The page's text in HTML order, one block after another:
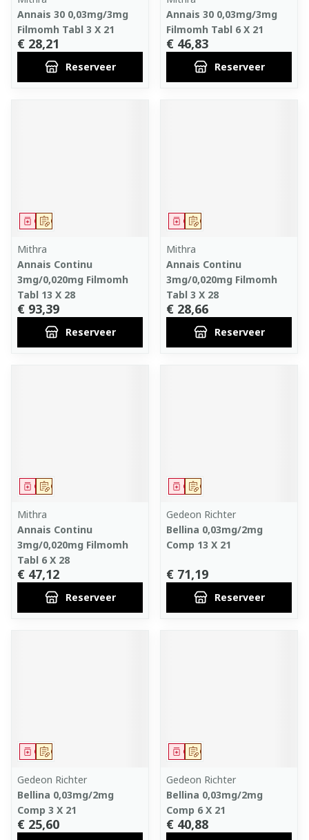
Annais 30 0,03mg/3mg
Filmomh Tabl 3 X 21
€ 28,21
Reserveer
Annais 30 0,03mg/3mg
Filmomh Tabl 6 X 21
€ 46,83
Reserveer
Op voorschrift
Geneesmiddel
Mithra
Annais Continu
3mg/0,020mg Filmomh
Tabl 13 X 28
€ 93,39
Reserveer
Op voorschrift
Geneesmiddel
Mithra
Annais Continu
3mg/0,020mg Filmomh
Tabl 3 X 28
€ 28,66
Reserveer
Op voorschrift
Geneesmiddel
Mithra
Annais Continu
3mg/0,020mg Filmomh
Tabl 6 X 28
€ 47,12
Reserveer
Op voorschrift
Geneesmiddel
Gedeon Richter
Bellina 0,03mg/2mg
Comp 13 X 21
€ 71,19
Reserveer
Op voorschrift
Geneesmiddel
Gedeon Richter
Bellina 0,03mg/2mg
Comp 3 X 21
€ 25,60
Op voorschrift
Geneesmiddel
Gedeon Richter
Bellina 0,03mg/2mg
Comp 6 X 21
€ 40,88